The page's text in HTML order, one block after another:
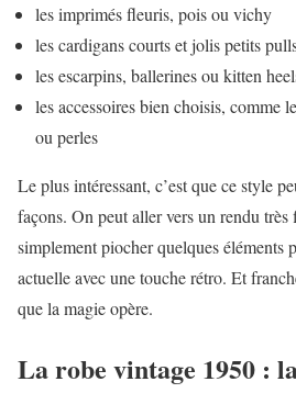
les imprimés fleuris, pois ou vichy
les cardigans courts et jolis petits
les escarpins, ballerines ou kitten
les accessoires bien choisis, comme
ou perles
Le plus intéressant, c’est que ce style
façons. On peut aller vers un rendu très
simplement piocher quelques éléments
actuelle avec une touche rétro. Et
que la magie opère.
La robe vintage 1950 :